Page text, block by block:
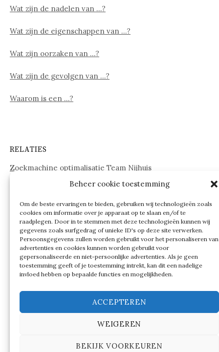
Beheer cookie toestemming
Om de beste ervaringen te bieden, gebruiken wij technologieën zoals
cookies om informatie over je apparaat op te slaan en/of te
raadplegen. Door in te stemmen met deze technologieën kunnen wij
gegevens zoals surfgedrag of unieke ID's op deze site verwerken.
Persoonsgegevens zullen worden gebruikt voor het personaliseren van
advertenties en cookies kunnen worden gebruikt voor
gepersonaliseerde en niet-persoonlijke advertenties. Als je geen
toestemming geeft of je toestemming intrekt, kan dit een nadelige
invloed hebben op bepaalde functies en mogelijkheden.
ACCEPTEREN
WEIGEREN
BEKIJK VOORKEUREN
Wat zijn de nadelen van …?
Wat zijn de eigenschappen van …?
Wat zijn oorzaken van …?
Wat zijn de gevolgen van …?
Waarom is een …?
RELATIES
Zoekmachine optimalisatie Team Nijhuis
Ondersteund doorWordPress |Thema:Graphy